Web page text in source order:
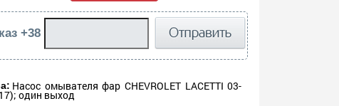
+38
Насос омывателя фар CHEVROLET LACETTI 03-
один выход